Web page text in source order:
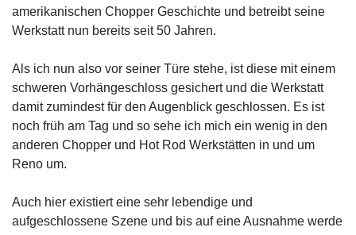
amerikanischen Chopper Geschichte und betreibt seine
Werkstatt nun bereits seit 50 Jahren.
Als ich nun also vor seiner Türe stehe, ist diese mit einem
schweren Vorhängeschloss gesichert und die Werkstatt
damit zumindest für den Augenblick geschlossen. Es ist
noch früh am Tag und so sehe ich mich ein wenig in den
anderen Chopper und Hot Rod Werkstätten in und um
Reno um.
Auch hier existiert eine sehr lebendige und
aufgeschlossene Szene und bis auf eine Ausnahme werde